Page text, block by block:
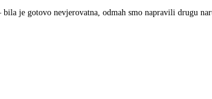
bila je gotovo nevjerovatna, odmah smo napravili drugu